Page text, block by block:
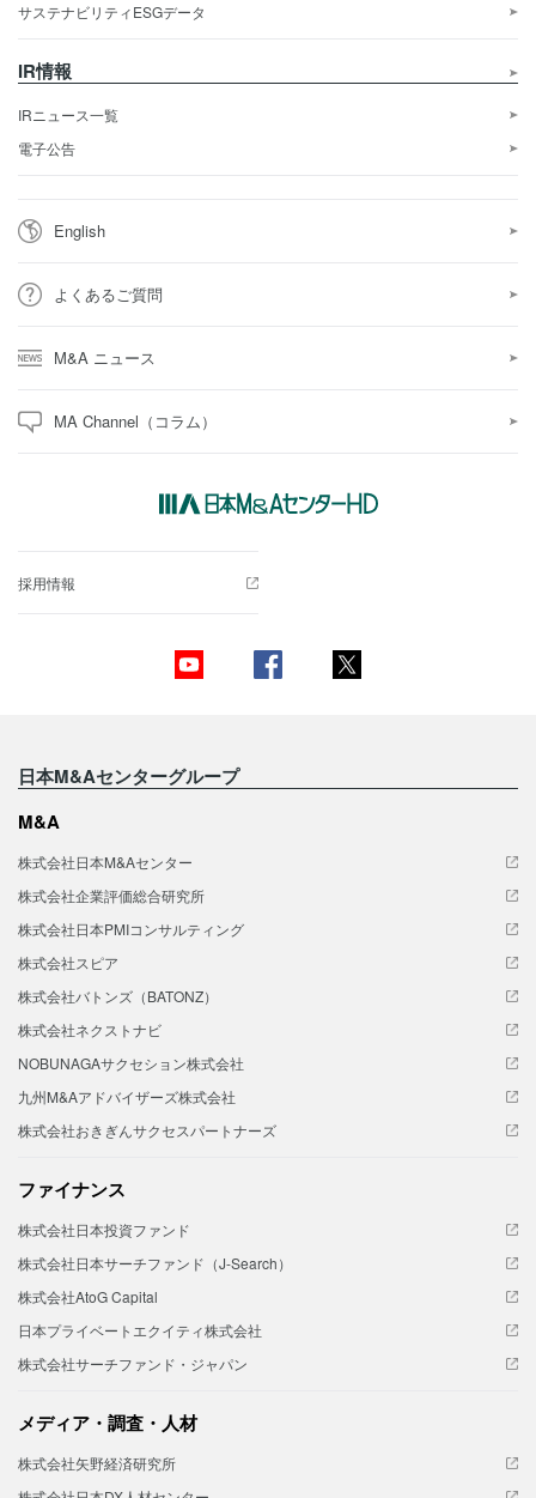
サステナビリティESGデータ
IR情報
IRニュース一覧
電子公告
English
よくあるご質問
M&A ニュース
MA Channel（コラム）
採用情報
日本M&Aセンターグループ
M&A
株式会社日本M&Aセンター
株式会社企業評価総合研究所
株式会社日本PMIコンサルティング
株式会社スピア
株式会社バトンズ（BATONZ）
株式会社ネクストナビ
NOBUNAGAサクセション株式会社
九州M&Aアドバイザーズ株式会社
株式会社おきぎんサクセスパートナーズ
ファイナンス
株式会社日本投資ファンド
株式会社日本サーチファンド（J-Search）
株式会社AtoG Capital
日本プライベートエクイティ株式会社
株式会社サーチファンド・ジャパン
メディア・調査・人材
株式会社矢野経済研究所